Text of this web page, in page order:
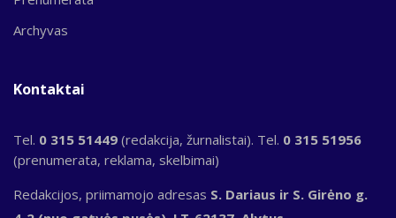
Archyvas
Kontaktai
Tel. 0 315 51449 (redakcija, žurnalistai). Tel. 0 315 51956
(prenumerata, reklama, skelbimai)
Redakcijos, priimamojo adresas S. Dariaus ir S. Girėno g.